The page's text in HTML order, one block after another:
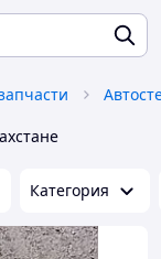
Категория